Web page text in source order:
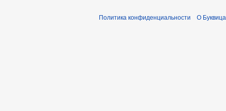
Политика конфиденциальности О Буквица